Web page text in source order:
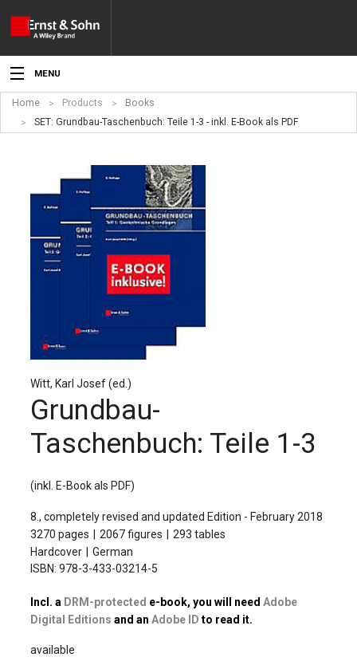
MENU
News
Products
Media
For Authors
The Publishing House
Sprache / Language: DE
Home Products
Books
SET: Grundbau-Taschenbuch: Teile 1-3 - inkl. E-Book als PDF
Witt, Karl Josef (ed.)
Grundbau-
Taschenbuch: Teile 1-3
(inkl. E-Book als PDF)
8., completely revised and updated Edition - February 2018
3270 pages
2067 figures
293 tables
Hardcover
German
ISBN: 978-3-433-03214-5
Incl. a DRM-protected e-book, you will need Adobe
Digital Editions and an Adobe ID to read it.
available